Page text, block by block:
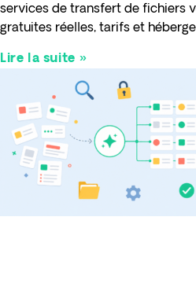
services de transfert de fichiers
gratuites réelles, tarifs et
Lire la suite »